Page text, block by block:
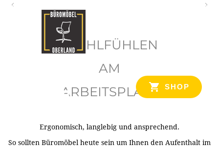
SHOP
WOHLFÜHLEN
AM
ARBEITSPLATZ
Ergonomisch, langlebig und ansprechend.
So sollten Büromöbel heute sein um Ihnen den Aufenthalt im